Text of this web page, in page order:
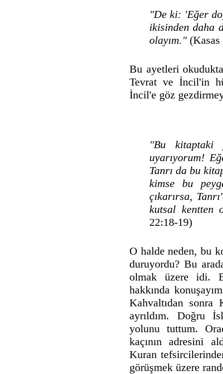
"De ki: 'Eğer
ikisinden daha
olayım."(Kasas
Bu ayetleri
Tevrat ve İncil'in
İncil'e göz
"Bu kitaptaki
uyarıyorum!
Tanrı da bu
kimse bu
çıkarırsa,
kutsal kentten
22:18-19)
O halde neden, bu
duruyordu? Bu
olmak üzere idi.
hakkında
Kahvaltıdan sonra
ayrıldım. Doğru
yolunu tuttum.
kaçının adresini
Kuran
görüşmek üzere